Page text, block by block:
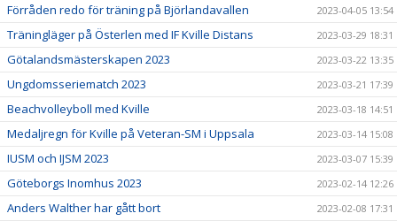
Förråden redo för träning på Björlandavallen 2023-04-05 13:54
Träningläger på Österlen med IF Kville Distans 2023-03-29 18:31
Götalandsmästerskapen 2023 2023-03-22 13:35
Ungdomsseriematch 2023 2023-03-21 17:39
Beachvolleyboll med Kville 2023-03-18 14:51
Medaljregn för Kville på Veteran-SM i Uppsala 2023-03-14 15:08
IUSM och IJSM 2023 2023-03-07 15:39
Göteborgs Inomhus 2023 2023-02-14 12:26
Anders Walther har gått bort 2023-02-08 17:31